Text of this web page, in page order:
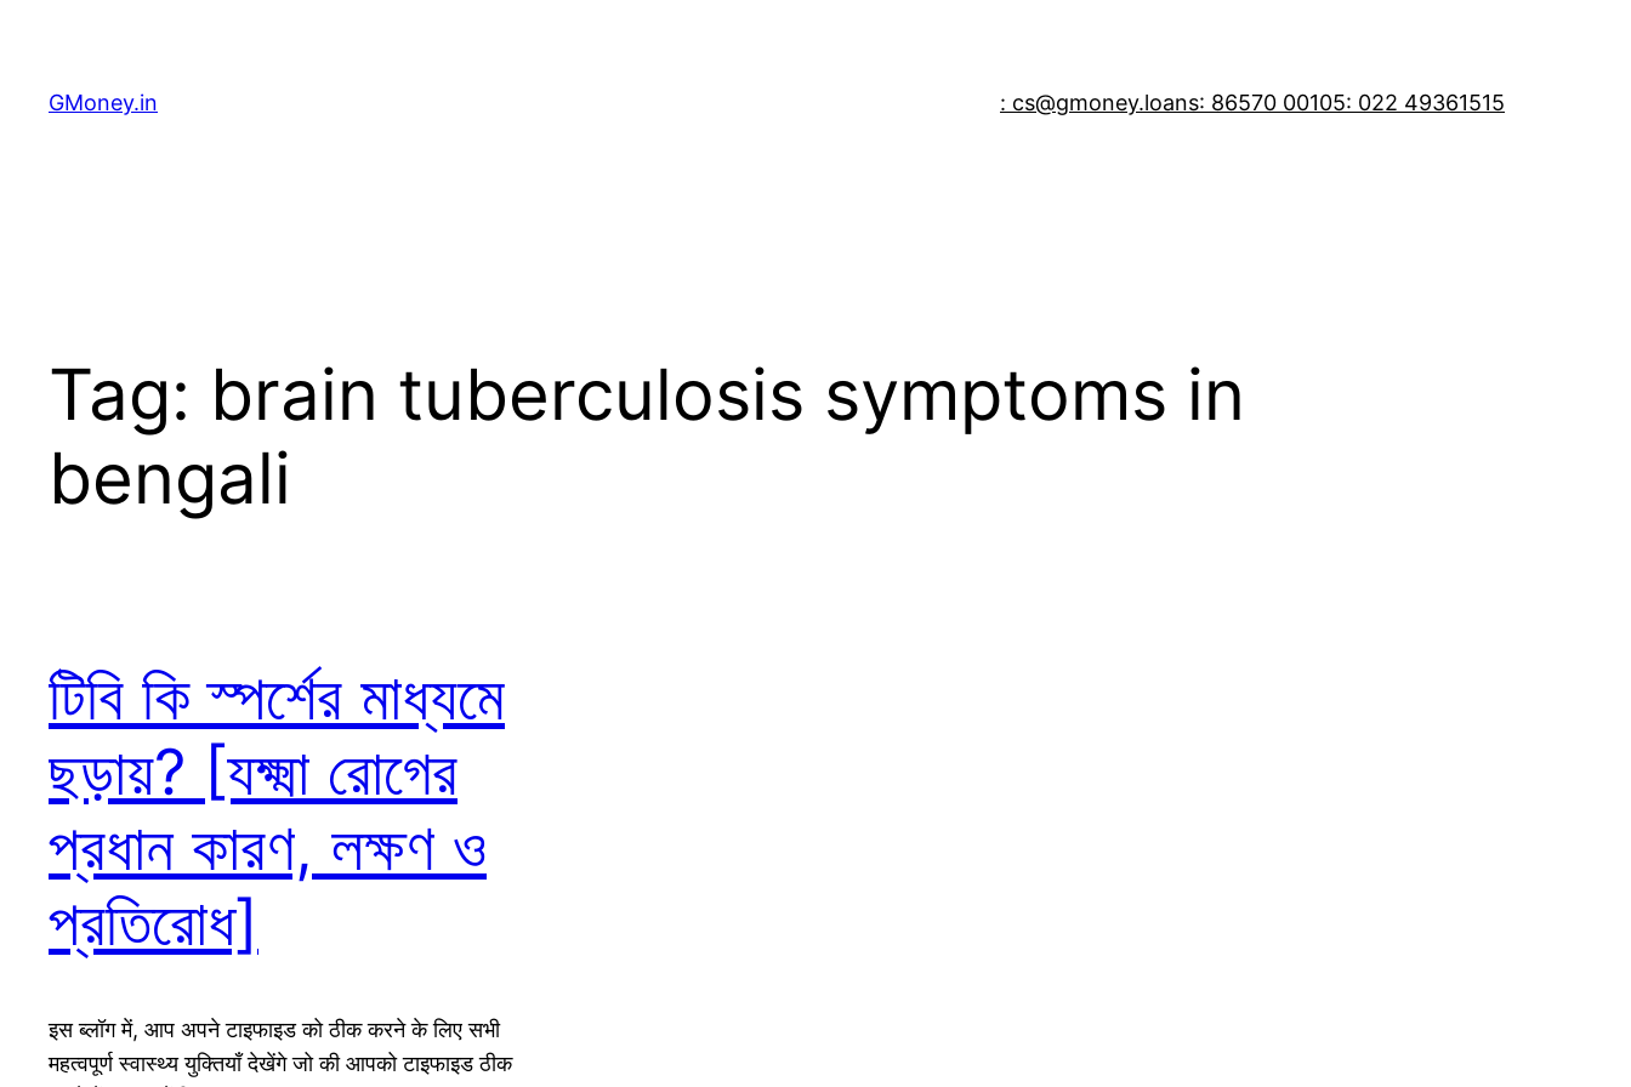
GMoney.in : cs@gmoney.loans: 86570 00105: 022 49361515
Tag: brain tuberculosis symptoms in
bengali
টিবি কি স্পর্শের মাধ্যমে
ছড়ায়? [যক্ষ্মা রোগের
প্রধান কারণ, লক্ষণ ও
প্রতিরোধ]
इस ब्लॉग में, आप अपने टाइफाइड को ठीक करने के लिए सभी
महत्वपूर्ण स्वास्थ्य युक्तियाँ देखेंगे जो की आपको टाइफाइड ठीक